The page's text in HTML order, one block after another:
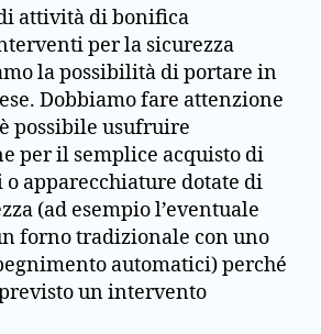
attività di bonifica
per la sicurezza
la possibilità di portare in
Dobbiamo fare attenzione
possibile usufruire
per il semplice acquisto di
apparecchiature dotate di
(ad esempio l’eventuale
forno tradizionale con uno
automatici) perché
un intervento